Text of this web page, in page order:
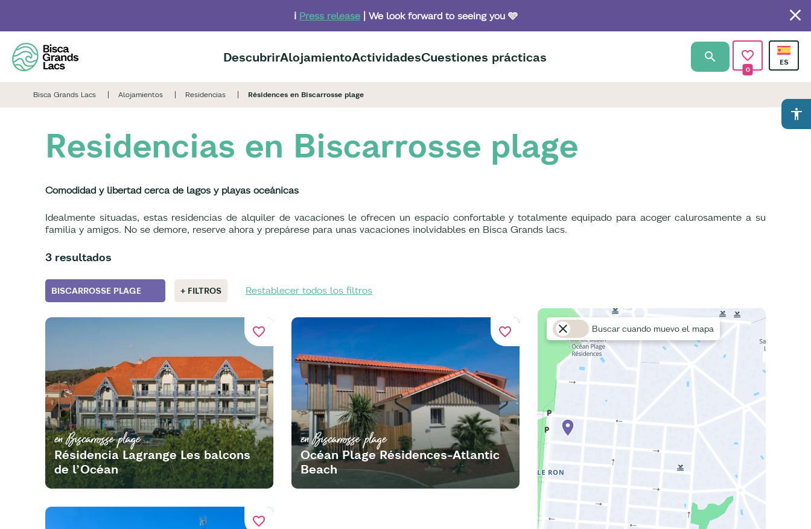
main
content
ℹ️ Press release| We look forward to seeing you 🩵
DescubrirAlojamientoActividadesCuestiones prácticas
0
Bisca Grands Lacs Alojamientos Residencias Résidences en Biscarrosse plage
accessibility
Residencias en Biscarrosse plage
Comodidad y libertad cerca de lagos y playas oceánicas
Idealmente situadas, estas residencias de alquiler de vacaciones le ofrecen un espacio confortable y totalmente equipado para acoger calurosamente a su
familia y amigos. No se demore, reserve ahora y prepárese para unas vacaciones inolvidables en Bisca Grands lacs.
3 resultados
BISCARROSSE PLAGE + FILTROS Restablecer todos los filtros
favorite_border
en Biscarrosse plage
Résidencia Lagrange Les balcons
de l’Océan
favorite_border
en Biscarrosse plage
Océan Plage Résidences-Atlantic
Beach
favorite_border
Buscar cuando muevo el mapa